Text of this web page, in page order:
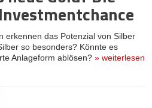
erkennen das Potenzial von Silber
so besonders? Könnte es
Anlageform ablösen? » weiterlesen